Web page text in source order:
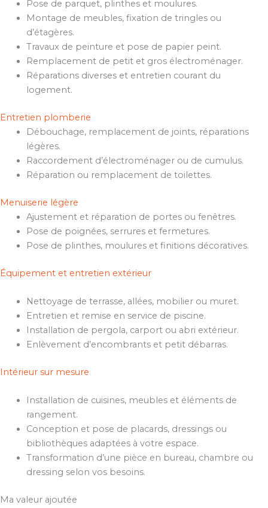
Pose de parquet, plinthes et moulures.
Montage de meubles, fixation de tringles ou
d’étagères.
Travaux de peinture et pose de papier peint.
Remplacement de petit et gros électroménager.
Réparations diverses et entretien courant du
logement.
Entretien plomberie
Débouchage, remplacement de joints, réparations
légères.
Raccordement d’électroménager ou de cumulus.
Réparation ou remplacement de toilettes.
Menuiserie légère
Ajustement et réparation de portes ou fenêtres.
Pose de poignées, serrures et fermetures.
Pose de plinthes, moulures et finitions décoratives.
Équipement et entretien extérieur
Nettoyage de terrasse, allées, mobilier ou muret.
Entretien et remise en service de piscine.
Installation de pergola, carport ou abri extérieur.
Enlèvement d’encombrants et petit débarras.
Intérieur sur mesure
Installation de cuisines, meubles et éléments de
rangement.
Conception et pose de placards, dressings ou
bibliothèques adaptées à votre espace.
Transformation d’une pièce en bureau, chambre ou
dressing selon vos besoins.
Ma valeur ajoutée